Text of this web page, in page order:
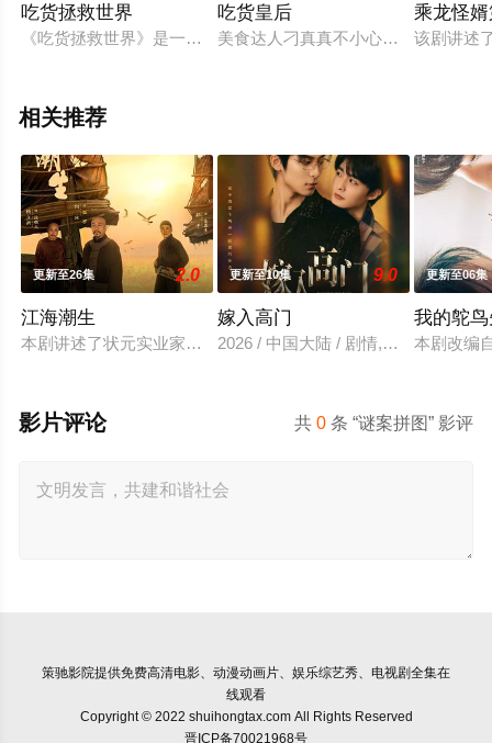
吃货拯救世界
《吃货拯救世界》是一部以美食为主题，充满浪漫色彩的十二
吃货皇后
美食达人刁真真不小心穿越成了古代
乘龙怪
该剧讲述
相关推荐
更新至26集 2.0
江海潮生
本剧讲述了状元实业家张謇创办大生企业，实业报国的故事。甲
更新至10集 9.0
嫁入高门
2026 / 中国大陆 / 剧情,国产
更新至06集
我的鸵
本剧改编
共0 条 “谜案拼图” 影评
影片评论
策驰影院提供免费高清电影、动漫动画片、娱乐综艺秀、电视剧全集在
线观看
Copyright © 2022 shuihongtax.com All Rights Reserved
晋ICP备70021968号